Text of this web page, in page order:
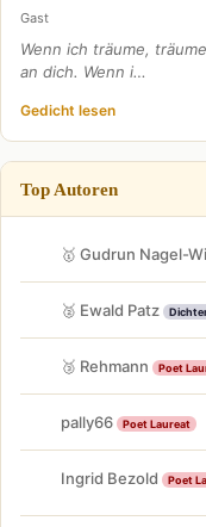
Gast
Wenn ich träume,
an dich. Wenn i…
Gedicht lesen
Top Autoren
🥇 Gudrun Nagel-
🥈 Ewald Patz
🥉 Rehmann Poet
pally66 Poet Laureat
Ingrid Bezold Poet